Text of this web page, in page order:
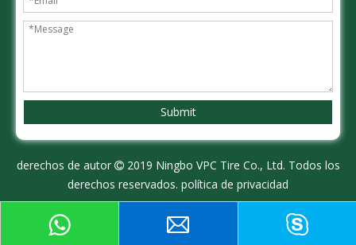
Submit
derechos de autor 2019 Ningbo VPC Tire Co., Ltd. Todos los
derechos reservados. política de privacidad